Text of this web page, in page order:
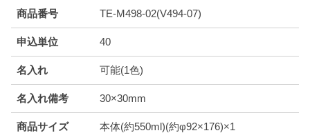
商品番号 TE-M498-02(V494-07)
申込単位 40
名入れ 可能(1色)
名入れ備考 30×30mm
商品サイズ 本体(約550ml)(約φ92×176)×1